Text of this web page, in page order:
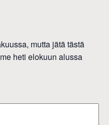
mutta jätä tästä
heti elokuun alussa